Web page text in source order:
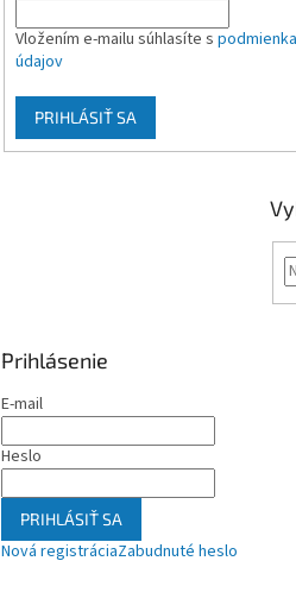
Vložením e-mailu súhlasíte s
údajov
PRIHLÁSIŤ SA
Prihlásenie
E-mail
Heslo
PRIHLÁSIŤ SA
Nová registráciaZabudnuté heslo